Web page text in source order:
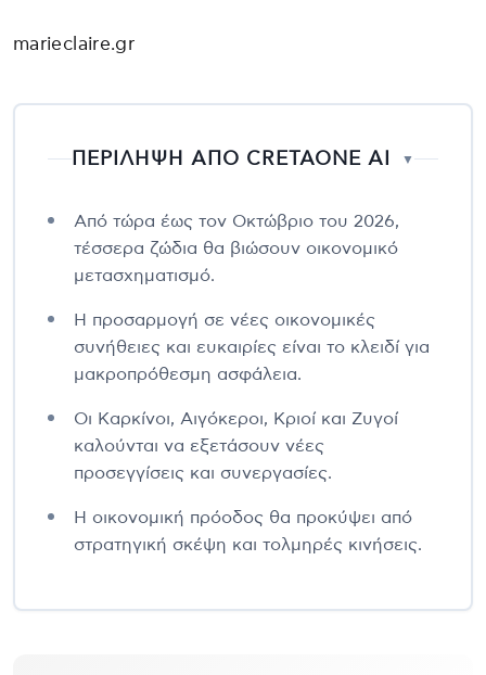
marieclaire.gr
ΠΕΡΙΛΗΨΗ ΑΠΟ CRETAONE AI ▼
Από τώρα έως τον Οκτώβριο του 2026,
τέσσερα ζώδια θα βιώσουν οικονομικό
μετασχηματισμό.
Η προσαρμογή σε νέες οικονομικές
συνήθειες και ευκαιρίες είναι το κλειδί για
μακροπρόθεσμη ασφάλεια.
Οι Καρκίνοι, Αιγόκεροι, Κριοί και Ζυγοί
καλούνται να εξετάσουν νέες
προσεγγίσεις και συνεργασίες.
Η οικονομική πρόοδος θα προκύψει από
στρατηγική σκέψη και τολμηρές κινήσεις.